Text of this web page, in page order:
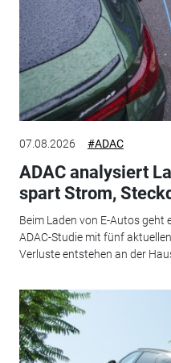
07.08.2026 #ADAC
ADAC analysiert
spart Strom,
Beim Laden von E-Autos geht
ADAC-Studie mit fünf
Verluste entstehen an der